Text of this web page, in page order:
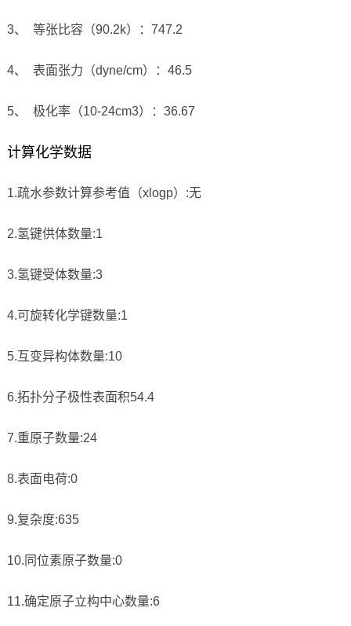
3、 等张比容（90.2k）：747.2
4、 表面张力（dyne/cm）：46.5
5、 极化率（10-24cm3）：36.67
计算化学数据
1.疏水参数计算参考值（xlogp）:无
2.氢键供体数量:1
3.氢键受体数量:3
4.可旋转化学键数量:1
5.互变异构体数量:10
6.拓扑分子极性表面积54.4
7.重原子数量:24
8.表面电荷:0
9.复杂度:635
10.同位素原子数量:0
11.确定原子立构中心数量:6